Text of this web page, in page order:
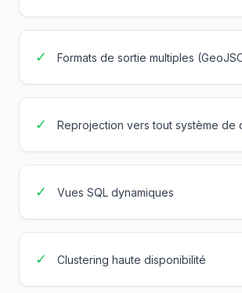
✓ Formats de sortie multiples
✓ Reprojection vers tout système de
✓ Vues SQL dynamiques
✓ Clustering haute disponibilité